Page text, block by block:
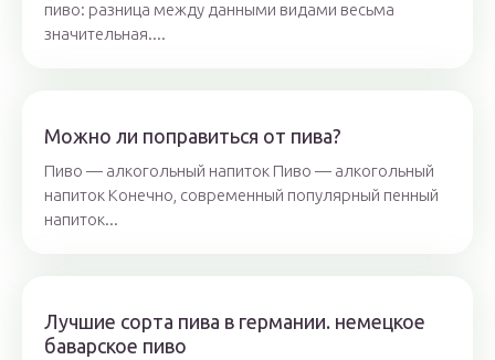
пиво: разница между данными видами весьма
значительная....
Можно ли поправиться от пива?
Пиво — алкогольный напиток Пиво — алкогольный
напиток Конечно, современный популярный пенный
напиток...
Лучшие сорта пива в германии. немецкое
баварское пиво